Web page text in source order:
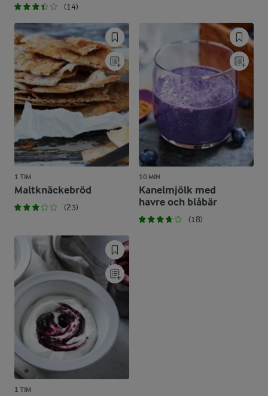
(14)
1 TIM
Maltknäckebröd
(23)
10 MIN
Kanelmjölk med
havre och blåbär
(18)
1 TIM